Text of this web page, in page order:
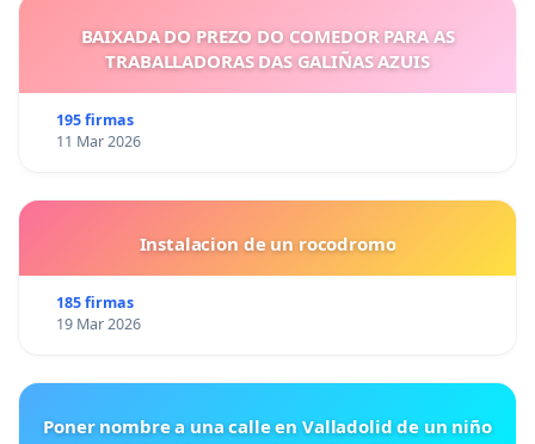
BAIXADA DO PREZO DO COMEDOR PARA AS
TRABALLADORAS DAS GALIÑAS AZUIS
195 firmas
11 Mar 2026
Instalacion de un rocodromo
185 firmas
19 Mar 2026
Poner nombre a una calle en Valladolid de un niño